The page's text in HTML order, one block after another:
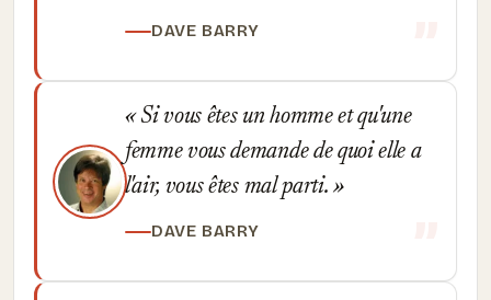
DAVE BARRY
Si vous êtes un homme et qu'une
femme vous demande de quoi elle a
l'air, vous êtes mal parti.
DAVE BARRY